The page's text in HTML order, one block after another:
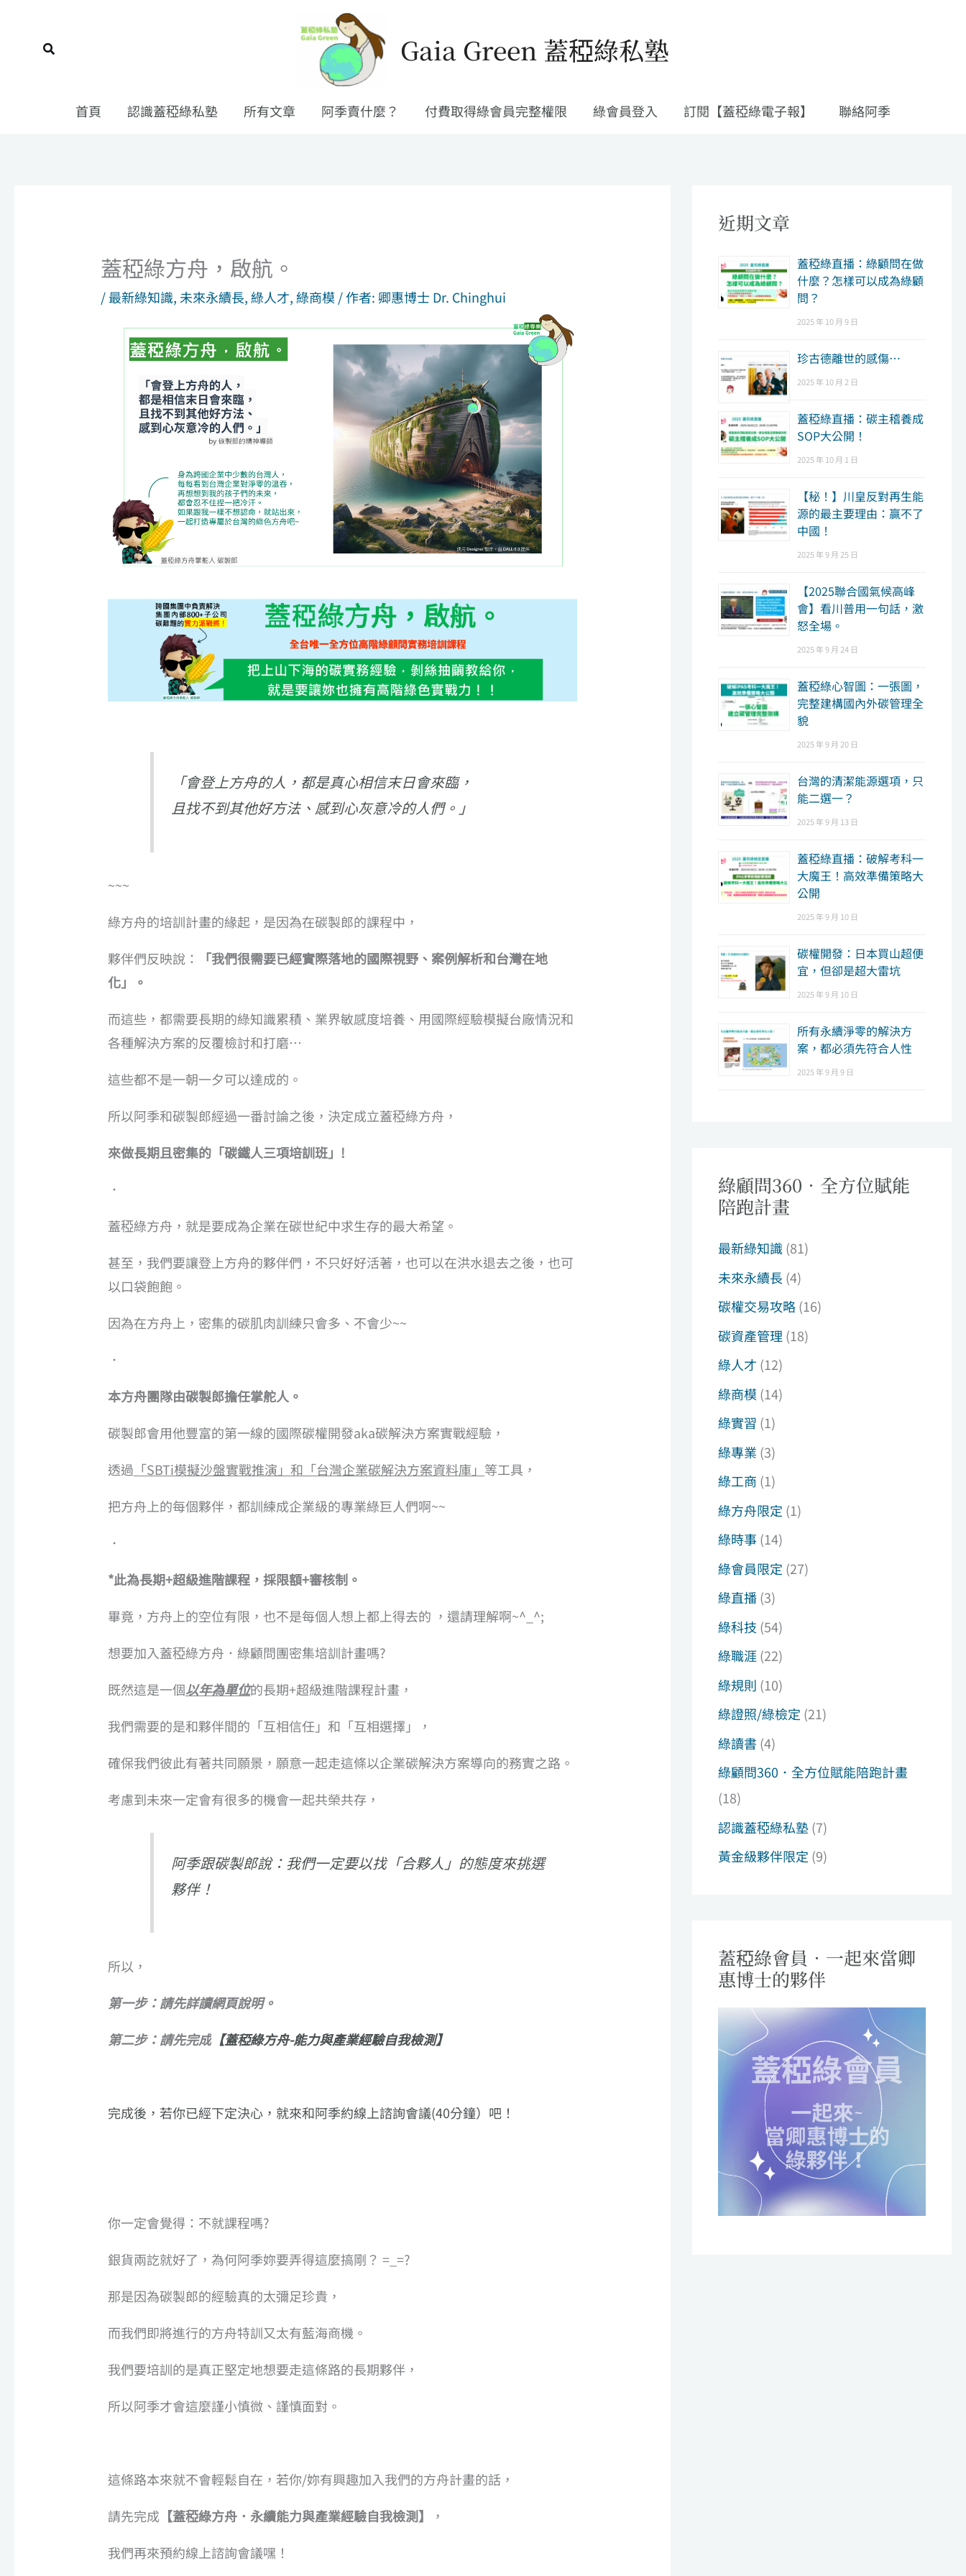
搜
Gaia Green 蓋稏綠私塾
首頁 認識蓋稏綠私塾 所有文章 阿季賣什麼？ 付費取得綠會員完整權限 綠會員登入 訂閱【蓋稏綠電子報】 聯絡阿季
蓋稏綠方舟，啟航。
/最新綠知識,未來永續長,綠人才,綠商模/ 作者: 卿惠博士 Dr. Chinghui
「會登上方舟的人，都是真心相信末日會來臨，
且找不到其他好方法、感到心灰意冷的人們。」
~~~
綠方舟的培訓計畫的緣起，是因為在碳製郎的課程中，
夥伴們反映說：
「我們很需要已經實際落地的國際視野、案例解析和台灣在地
化」。
而這些，都需要長期的綠知識累積、業界敏感度培養、用國際經驗模擬台廠情況和
各種解決方案的反覆檢討和打磨…
這些都不是一朝一夕可以達成的。
所以阿季和碳製郎經過一番討論之後，決定成立蓋稏綠方舟，
來做長期且密集的「碳鐵人三項培訓班」!
．
蓋稏綠方舟，就是要成為企業在碳世紀中求生存的最大希望。
甚至，我們要讓登上方舟的夥伴們，不只好好活著，也可以在洪水退去之後，也可
以口袋飽飽。
因為在方舟上，密集的碳肌肉訓練只會多、不會少~~
．
本方舟團隊由碳製郎擔任掌舵人。
碳製郎會用他豐富的第一線的國際碳權開發aka碳解決方案實戰經驗，
透過 「SBTi模擬沙盤實戰推演」和「台灣企業碳解決方案資料庫」 等工具，
把方舟上的每個夥伴，都訓練成企業級的專業綠巨人們啊~~
．
*此為長期+超級進階課程，採限額+審核制。
畢竟，方舟上的空位有限，也不是每個人想上都上得去的 ，還請理解啊~^_^;
想要加入蓋稏綠方舟．綠顧問團密集培訓計畫嗎?
既然這是一個以年為單位的長期+超級進階課程計畫，
我們需要的是和夥伴間的「互相信任」和「互相選擇」，
確保我們彼此有著共同願景，願意一起走這條以企業碳解決方案導向的務實之路。
考慮到未來一定會有很多的機會一起共榮共存，
阿季跟碳製郎說：我們一定要以找「合夥人」的態度來挑選
夥伴！
所以，
第一步：請先詳讀網頁說明。
第二步：請先完成 【蓋稏綠方舟-能力與產業經驗自我檢測】
完成後，若你已經下定決心，就來和阿季約線上諮詢會議(40分鐘）吧！
你一定會覺得：不就課程嗎?
銀貨兩訖就好了，為何阿季妳要弄得這麼搞剛？ =_=?
那是因為碳製郎的經驗真的太彌足珍貴，
而我們即將進行的方舟特訓又太有藍海商機。
我們要培訓的是真正堅定地想要走這條路的長期夥伴，
所以阿季才會這麼謹小慎微、謹慎面對。
這條路本來就不會輕鬆自在，若你/妳有興趣加入我們的方舟計畫的話，
請先完成 【蓋稏綠方舟．永續能力與產業經驗自我檢測】
，
我們再來預約線上諮詢會議嘿！
近期文章
​蓋稏綠直播：綠顧問在做
什麼？怎樣可以成為綠顧
問？
2025 年 10 月 9 日
珍古德離世的感傷…
2025 年 10 月 2 日
蓋稏綠直播：碳主稽養成
SOP大公開！
2025 年 10 月 1 日
【秘！】川皇反對再生能
源的最主要理由：贏不了
中國！
2025 年 9 月 25 日
【2025聯合國氣候高峰
會】看川普用一句話，激
怒全場。
2025 年 9 月 24 日
蓋稏綠心智圖：一張圖，
完整建構國內外碳管理全
貌
2025 年 9 月 20 日
台灣的清潔能源選項，只
能二選一？
2025 年 9 月 13 日
蓋稏綠直播：破解考科一
大魔王！高效準備策略大
公開
2025 年 9 月 10 日
碳權開發：日本買山超便
宜，但卻是超大雷坑
2025 年 9 月 10 日
所有永續淨零的解決方
案，都必須先符合人性
2025 年 9 月 9 日
綠顧問360．全方位賦能
陪跑計畫
最新綠知識(81)
未來永續長 (4)
碳權交易攻略(16)
碳資產管理 (18)
綠人才 (12)
綠商模(14)
綠實習 (1)
綠專業 (3)
綠工商 (1)
綠方舟限定 (1)
綠時事(14)
綠會員限定 (27)
綠直播(3)
綠科技 (54)
綠職涯(22)
綠規則 (10)
綠證照/綠檢定 (21)
綠讀書 (4)
綠顧問360．全方位賦能陪跑計畫
(18)
認識蓋稏綠私塾(7)
黃金級夥伴限定 (9)
蓋稏綠會員．一起來當卿
惠博士的夥伴